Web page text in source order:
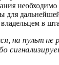
необходимо
для
владельцем в
на пульт не